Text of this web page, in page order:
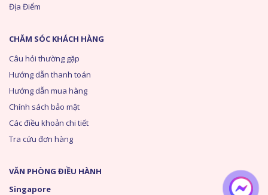
Địa Điểm
CHĂM SÓC KHÁCH HÀNG
Câu hỏi thường gặp
Hướng dẫn thanh toán
Hướng dẫn mua hàng
Chính sách bảo mật
Các điều khoản chi tiết
Tra cứu đơn hàng
VĂN PHÒNG ĐIỀU HÀNH
Singapore